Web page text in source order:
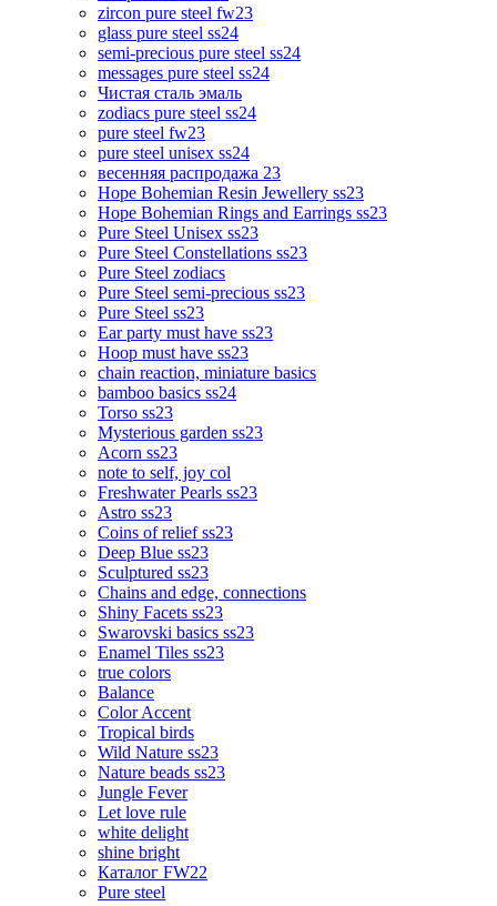
zircon pure steel fw23
glass pure steel ss24
semi-precious pure steel ss24
messages pure steel ss24
Чистая сталь эмаль
zodiacs pure steel ss24
pure steel fw23
pure steel unisex ss24
весенняя распродажа 23
Hope Bohemian Resin Jewellery ss23
Hope Bohemian Rings and Earrings ss23
Pure Steel Unisex ss23
Pure Steel Constellations ss23
Pure Steel zodiacs
Pure Steel semi-precious ss23
Pure Steel ss23
Ear party must have ss23
Hoop must have ss23
chain reaction, miniature basics
bamboo basics ss24
Torso ss23
Mysterious garden ss23
Acorn ss23
note to self, joy col
Freshwater Pearls ss23
Astro ss23
Coins of relief ss23
Deep Blue ss23
Sculptured ss23
Chains and edge, connections
Shiny Facets ss23
Swarovski basics ss23
Enamel Tiles ss23
true colors
Balance
Color Accent
Tropical birds
Wild Nature ss23
Nature beads ss23
Jungle Fever
Let love rule
white delight
shine bright
Каталог FW22
Pure steel